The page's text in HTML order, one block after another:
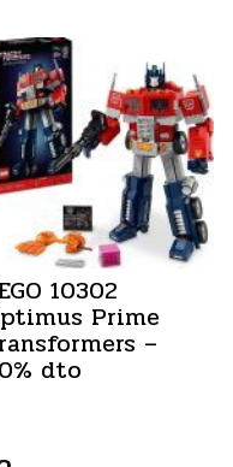
10302
Prime
–
dto